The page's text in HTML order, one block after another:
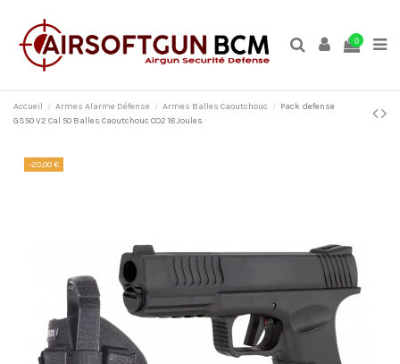
0
Accueil Armes Alarme Défense Armes Balles Caoutchouc
Pack defense
GS50 V2 Cal 50 Balles Caoutchouc CO2 18 Joules
-20,00 €